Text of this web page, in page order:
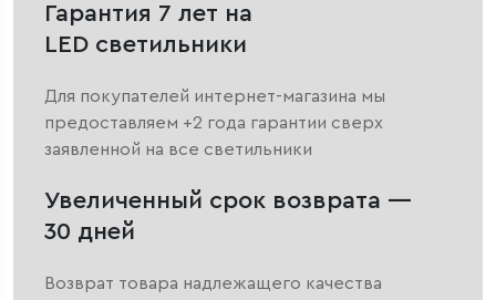
Гарантия 7 лет на
LED светильники
Для покупателей интернет-магазина мы
предоставляем +2 года гарантии сверх
заявленной на все светильники
Увеличенный срок возврата —
30 дней
Возврат товара надлежащего качества